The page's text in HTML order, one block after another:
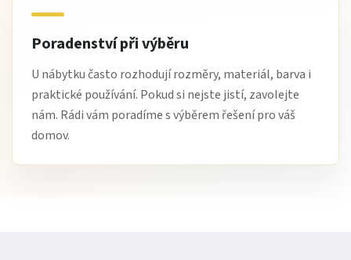
Poradenství při výběru
U nábytku často rozhodují rozměry, materiál, barva i
praktické používání. Pokud si nejste jistí, zavolejte
nám. Rádi vám poradíme s výběrem řešení pro váš
domov.